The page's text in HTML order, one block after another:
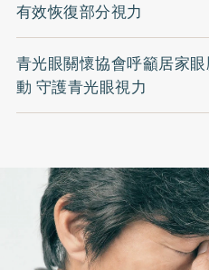
有效恢復部分視力
青光眼關懷協會呼籲居家
動 守護青光眼視力